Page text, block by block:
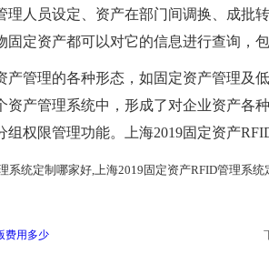
理人员设定、资产在部门间调换、成批
定资产都可以对它的信息进行查询，
产管理的各种形态，如固定资产管理及
资产管理系统中，形成了对企业资产各
权限管理功能。上海2019固定资产
系统定制哪家好,上海2019固定资产RFID管理系
费用多少